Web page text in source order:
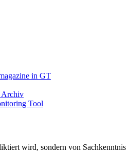
in GT
Archiv
wird, sondern von Sachkenntnis